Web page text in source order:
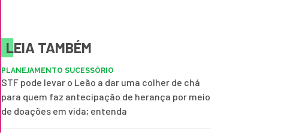
LEIA TAMBÉM
PLANEJAMENTO SUCESSÓRIO
STF pode levar o Leão a dar uma colher de chá
para quem faz antecipação de herança por meio
de doações em vida; entenda